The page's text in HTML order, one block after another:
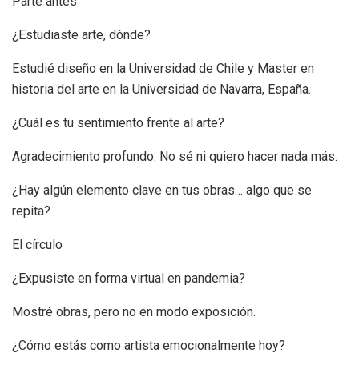
¿Estudiaste arte, dónde?
Estudié diseño en la Universidad de Chile y Master en
historia del arte en la Universidad de Navarra, España.
¿Cuál es tu sentimiento frente al arte?
Agradecimiento profundo. No sé ni quiero hacer nada más.
¿Hay algún elemento clave en tus obras… algo que se
repita?
El círculo
¿Expusiste en forma virtual en pandemia?
Mostré obras, pero no en modo exposición.
¿Cómo estás como artista emocionalmente hoy?